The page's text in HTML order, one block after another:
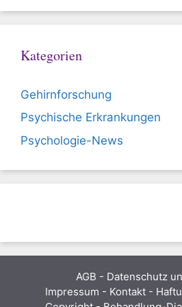
Kategorien
Gehirnforschung
Psychische Erkrankungen
Psychologie-News
AGB - Datenschutz
Impressum - Kontakt -